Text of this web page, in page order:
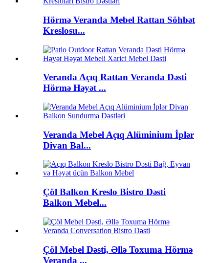
Hörmə Veranda Mebel Rattan Söhbət
Kreslosu...
Veranda Açıq Rattan Veranda Dəsti
Hörmə Həyət ...
Veranda Mebel Açıq Alüminium İplər
Divan Bal...
Çöl Balkon Kreslo Bistro Dəsti
Balkon Mebel...
Çöl Mebel Dəsti, Əllə Toxuma Hörmə
Veranda ...